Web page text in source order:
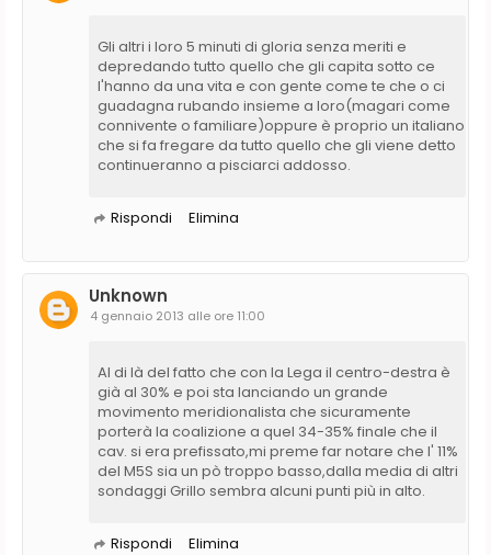
Gli altri i loro 5 minuti di gloria senza meriti e
depredando tutto quello che gli capita sotto ce
l'hanno da una vita e con gente come te che o ci
guadagna rubando insieme a loro(magari come
connivente o familiare)oppure è proprio un italiano
che si fa fregare da tutto quello che gli viene detto
continueranno a pisciarci addosso.
Rispondi Elimina
Unknown
4 gennaio 2013 alle ore 11:00
Al di là del fatto che con la Lega il centro-destra è
già al 30% e poi sta lanciando un grande
movimento meridionalista che sicuramente
porterà la coalizione a quel 34-35% finale che il
cav. si era prefissato,mi preme far notare che l' 11%
del M5S sia un pò troppo basso,dalla media di altri
sondaggi Grillo sembra alcuni punti più in alto.
Rispondi Elimina